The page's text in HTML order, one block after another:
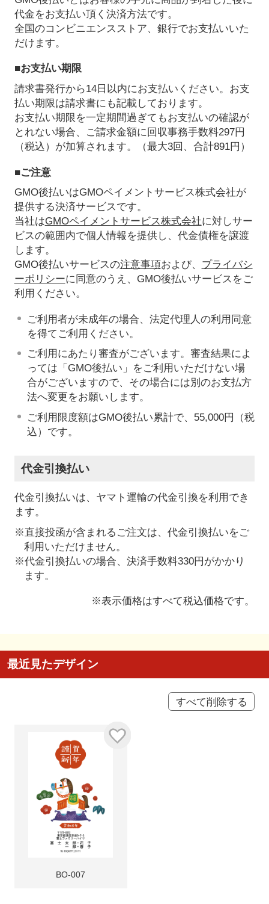
代金をお支払い頂く決済方法です。
全国のコンビニエンスストア、銀行でお支払いいた
だけます。
■お支払い期限
請求書発行から14日以内にお支払いください。お支
払い期限は請求書にも記載しております。
お支払い期限を一定期間過ぎてもお支払いの確認が
とれない場合、ご請求金額に回収事務手数料297円
（税込）が加算されます。（最大3回、合計891円）
■ご注意
GMO後払いはGMOペイメントサービス株式会社が
提供する決済サービスです。
当社はGMOペイメントサービス株式会社に対しサー
ビスの範囲内で個人情報を提供し、代金債権を譲渡
します。
GMO後払いサービスの注意事項および、 プライバシ
ーポリシーに同意のうえ、GMO後払いサービスをご
利用ください。
ご利用者が未成年の場合、法定代理人の利用同意
を得てご利用ください。
ご利用にあたり審査がございます。審査結果によ
っては「GMO後払い」をご利用いただけない場
合がございますので、その場合には別のお支払方
法へ変更をお願いします。
ご利用限度額はGMO後払い累計で、55,000円（税
込）です。
代金引換払い
代金引換払いは、ヤマト運輸の代金引換を利用でき
ます。
※直接投函が含まれるご注文は、代金引換払いをご
利用いただけません。
※代金引換払いの場合、決済手数料330円がかかり
ます。
※表示価格はすべて税込価格です。
最近見たデザイン
すべて削除する
BO-007